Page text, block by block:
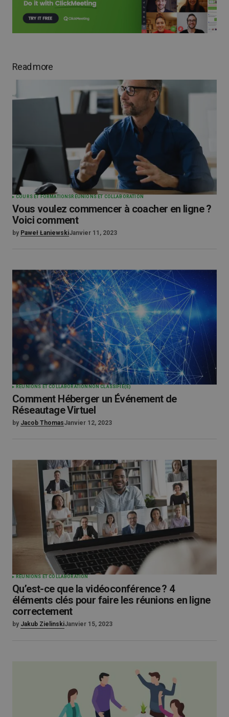
Read more
COURS ET FORMATIONS RÉUNIONS ET COLLABORATION
Vous voulez commencer à coacher en ligne ?
Voici comment
by Paweł ŁaniewskiJanvier 11, 2023
RÉUNIONS ET COLLABORATION NON CLASSIFIÉ(E)
Comment Héberger un Événement de
Réseautage Virtuel
by Jacob ThomasJanvier 12, 2023
RÉUNIONS ET COLLABORATION
Qu’est-ce que la vidéoconférence ? 4
éléments clés pour faire les réunions en ligne
correctement
by Jakub ZielinskiJanvier 15, 2023